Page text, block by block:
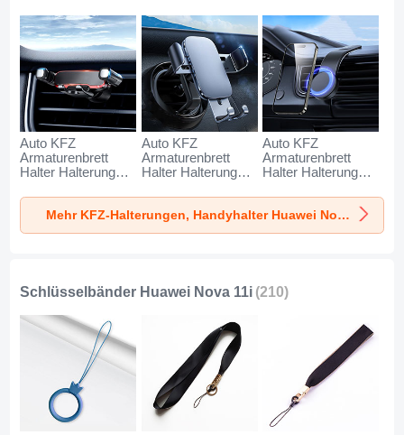
Auto KFZ
Armaturenbrett
Halter Halterung
AutoHalter
Halterungung
Handy BS6 für
Auto KFZ
Armaturenbrett
Halter Halterung
AutoHalter
Halterungung
Handy BS3 für
Auto KFZ
Armaturenbrett
Halter Halterung
AutoHalter
Halterungung
Magnet Handy BS1
Mehr KFZ-Halterungen, Handyhalter Huawei Nova 11i
Schlüsselbänder Huawei Nova 11i (210)